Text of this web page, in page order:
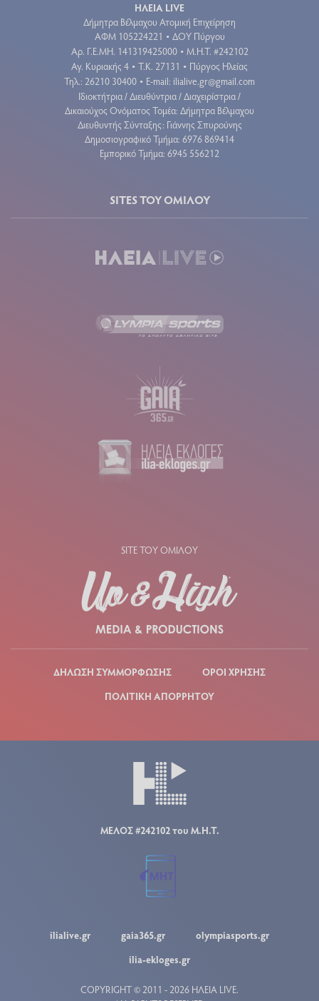
ΗΛΕΙΑ LIVE
Δήμητρα Βέλμαχου Ατομική Επιχείρηση
ΑΦΜ 105224221 • ΔΟΥ Πύργου
Aρ. Γ.Ε.ΜΗ. 141319425000 • Μ.Η.Τ. #242102
Αγ. Κυριακής 4 • Τ.Κ. 27131 • Πύργος Ηλείας
Τηλ.: 26210 30400 • E-mail: ilialive.gr@gmail.com
Ιδιοκτήτρια / Διευθύντρια / Διαχειρίστρια /
Δικαιούχος Ονόματος Τομέα: Δήμητρα Βέλμαχου
Διευθυντής Σύνταξης: Γιάννης Σπυρούνης
Δημοσιογραφικό Τμήμα: 6976 869414
Εμπορικό Τμήμα: 6945 556212
SITES ΤΟΥ ΟΜΙΛΟΥ
SITE ΤΟΥ ΟΜΙΛΟΥ
ΔΗΛΩΣΗ ΣΥΜΜΟΡΦΩΣΗΣ
ΟΡΟΙ ΧΡΗΣΗΣ
ΠΟΛΙΤΙΚΗ ΑΠΟΡΡΗΤΟΥ
ΜΕΛΟΣ #242102 του Μ.Η.Τ.
ilialive.gr gaia365.gr
olympiasports.gr
ilia-ekloges.gr
COPYRIGHT © 2011 - 2026 ΗΛΕΙΑ LIVE.